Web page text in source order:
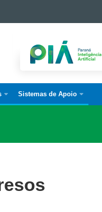
Sistemas de Apoio